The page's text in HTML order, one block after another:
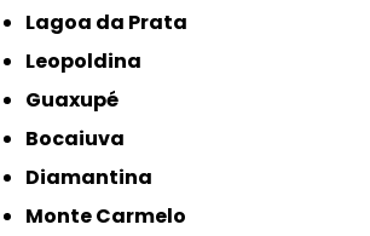
Lagoa da Prata
Leopoldina
Guaxupé
Bocaiuva
Diamantina
Monte Carmelo